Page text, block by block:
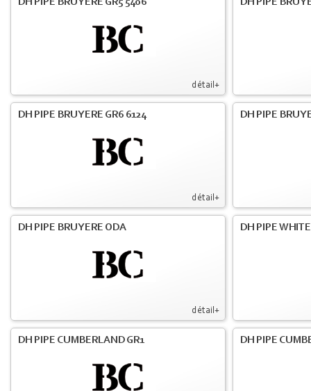
détail+
DH PIPE BRUYERE GR5 5406 DH PIPE
détail+
DH PIPE BRUYERE GR6 6124 DH PIPE
détail+
DH PIPE BRUYERE ODA DH PIPE
DH PIPE CUMBERLAND GR1 DH PIPE